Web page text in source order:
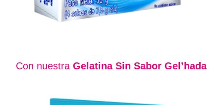
Con nuestra Gelatina Sin Sabor Gel’hada